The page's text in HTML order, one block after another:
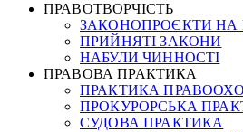
ПРАВОТВОРЧІСТЬ
ЗАКОНОПРОЄКТИ НА
ПРИЙНЯТІ ЗАКОНИ
НАБУЛИ ЧИННОСТІ
ПРАВОВА ПРАКТИКА
ПРАКТИКА
ПРОКУРОРСЬКА
СУДОВА ПРАКТИКА